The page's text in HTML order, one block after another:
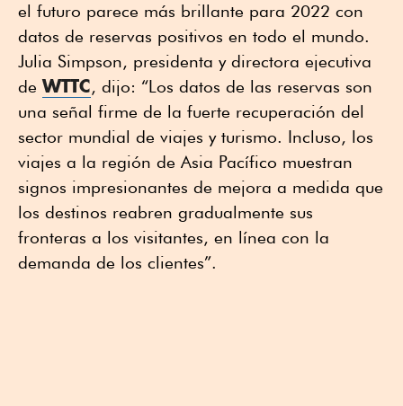
el futuro parece más brillante para 2022 con
datos de reservas positivos en todo el mundo.
Julia Simpson, presidenta y directora ejecutiva
deWTTC, dijo: “Los datos de las reservas son
una señal firme de la fuerte recuperación del
sector mundial de viajes y turismo. Incluso, los
viajes a la región de Asia Pacífico muestran
signos impresionantes de mejora a medida que
los destinos reabren gradualmente sus
fronteras a los visitantes, en línea con la
demanda de los clientes”.